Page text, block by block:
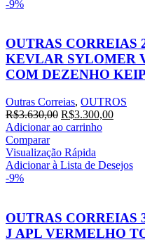
-9%
OUTRAS CORREIAS
KEVLAR SYLOMER
COM DEZENHO
Outras Correias, OUTROS
R$3.630,00 O
preço
era:
R$3.630,00.
R$3.300,00O
Adicionar ao carrinho
Comparar
Visualização Rápida
Adicionar à Lista de Desejos
-9%
OUTRAS CORREIAS
J APL VERMELHO